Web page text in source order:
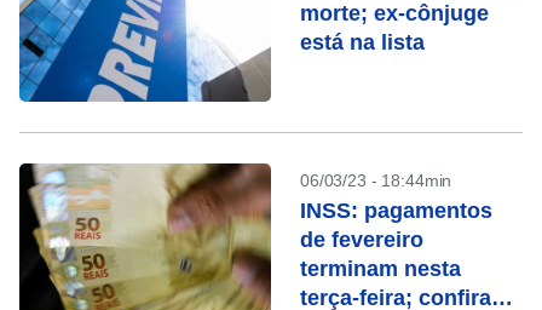
morte; ex-cônjuge
está na lista
06/03/23 - 18:44min
INSS: pagamentos
de fevereiro
terminam nesta
terça-feira; confira